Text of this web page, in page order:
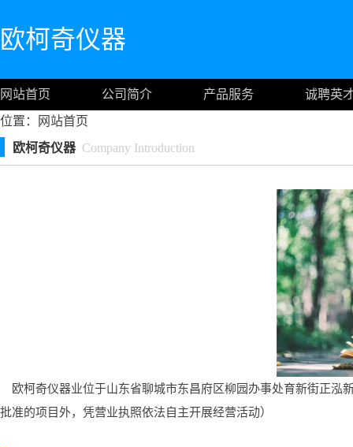
欧柯奇仪器
网站首页 公司简介 产品服务
诚聘英
位置：
网站首页
欧柯奇仪器Company Introduction
欧柯奇仪器业位于山东省聊城市东昌府区柳园办事处育新街正泓
批准的项目外，凭营业执照依法自主开展经营活动）